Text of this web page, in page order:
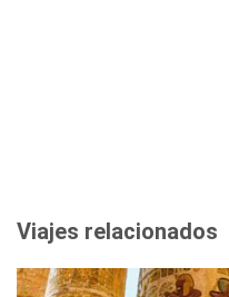
Viajes relacionados